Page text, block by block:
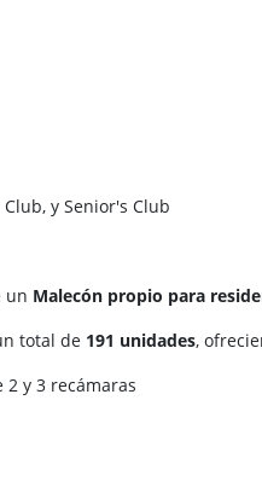
y Senior's Club
un Malecón propio para
total de 191 unidades,
y 3 recámaras